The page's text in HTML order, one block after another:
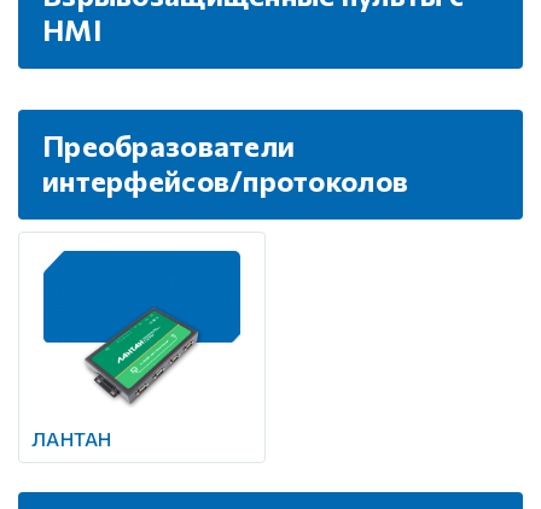
HMI
Преобразователи
интерфейсов/протоколов
ЛАНТАН